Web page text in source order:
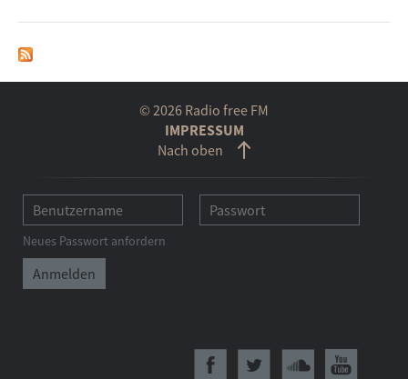
© 2026 Radio free FM
IMPRESSUM
Nach oben
Neues Passwort anfordern